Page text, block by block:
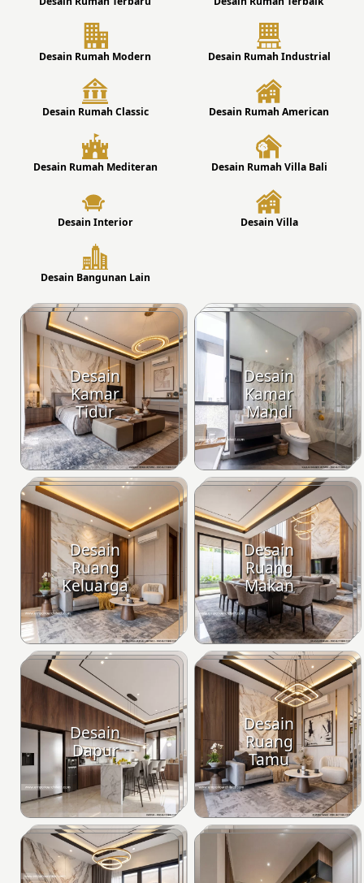
Desain Rumah Modern Desain Rumah Industrial
Desain Rumah Classic Desain Rumah American
Desain Rumah Mediteran Desain Rumah Villa Bali
Desain Interior Desain Villa
Desain Bangunan Lain
Desain
Kamar
Tidur
Desain
Kamar
Mandi
Desain
Ruang
Keluarga
Desain
Ruang
Makan
Desain
Dapur
Desain
Ruang
Tamu